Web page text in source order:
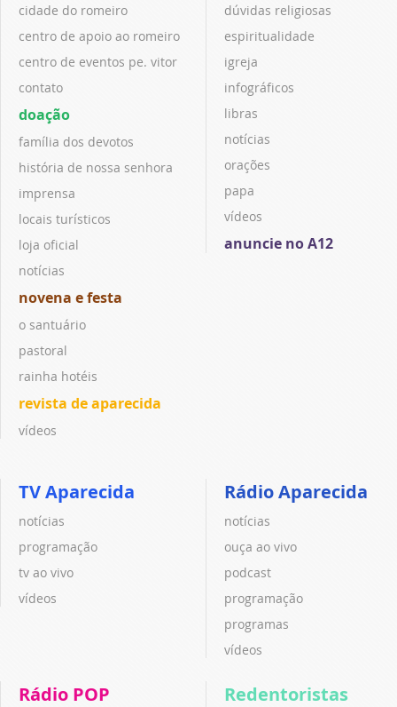
cidade do romeiro
centro de apoio ao romeiro
centro de eventos pe. vitor
contato
doação
família dos devotos
história de nossa senhora
imprensa
locais turísticos
loja oficial
notícias
novena e festa
o santuário
pastoral
rainha hotéis
revista de aparecida
vídeos
dúvidas religiosas
espiritualidade
igreja
infográficos
libras
notícias
orações
papa
vídeos
anuncie no A12
TV Aparecida
notícias
programação
tv ao vivo
vídeos
Rádio Aparecida
notícias
ouça ao vivo
podcast
programação
programas
vídeos
Rádio POP Redentoristas